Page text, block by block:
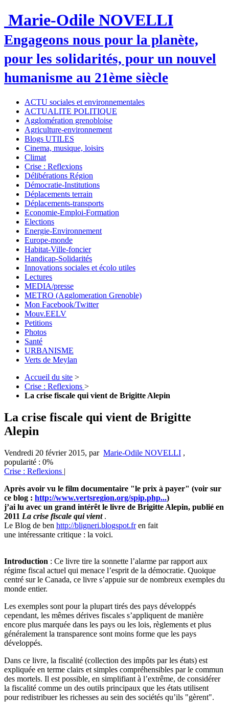
Marie-Odile NOVELLI
Engageons nous pour la planète,
pour les solidarités, pour un nouvel
humanisme au 21ème siècle
ACTU sociales et environnementales
ACTUALITE POLITIQUE
Agglomération grenobloise
Agriculture-environnement
Blogs UTILES
Cinema, musique, loisirs
Climat
Crise : Reflexions
Délibérations Région
Démocratie-Institutions
Déplacements terrain
Déplacements-transports
Economie-Emploi-Formation
Elections
Energie-Environnement
Europe-monde
Habitat-Ville-foncier
Handicap-Solidarités
Innovations sociales et écolo utiles
Lectures
MEDIA/presse
METRO (Agglomeration Grenoble)
Mon Facebook/Twitter
Mouv.EELV
Petitions
Photos
Santé
URBANISME
Verts de Meylan
Accueil du site >
Crise : Reflexions >
La crise fiscale qui vient de Brigitte Alepin
La crise fiscale qui vient de Brigitte
Alepin
Vendredi 20 février 2015, par Marie-Odile NOVELLI ,
popularité : 0%
Crise : Reflexions |
Après avoir vu le film documentaire "le prix à payer" (voir sur
ce blog : http://www.vertsregion.org/spip.php...)
j’ai lu avec un grand intérêt le livre de Brigitte Alepin, publié en
2011 La crise fiscale qui vient .
Le Blog de ben http://bligneri.blogspot.fren fait
une intéressante critique : la voici.
Introduction : Ce livre tire la sonnette l’alarme par rapport aux
régime fiscal actuel qui menace l’esprit de la démocratie. Quoique
centré sur le Canada, ce livre s’appuie sur de nombreux exemples du
monde entier.
Les exemples sont pour la plupart tirés des pays développés
cependant, les mêmes dérives fiscales s’appliquent de manière
encore plus marquée dans les pays ou les lois, règlements et plus
généralement la transparence sont moins forme que les pays
développés.
Dans ce livre, la fiscalité (collection des impôts par les états) est
expliquée en terme clairs et simples compréhensibles par le commun
des mortels. Il est possible, en simplifiant à l’extrême, de considérer
la fiscalité comme un des outils principaux que les états utilisent
pour redistribuer les richesses au sein des sociétés qu’ils "gèrent".